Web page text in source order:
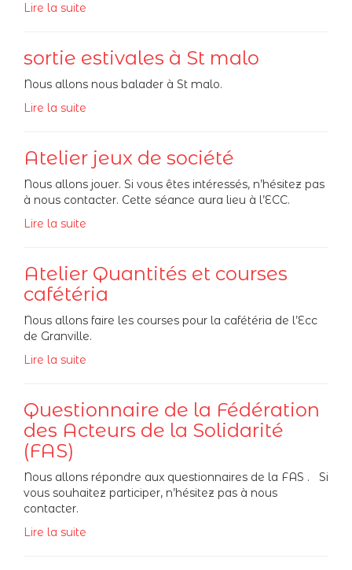
Lire la suite
sortie estivales à St malo
Nous allons nous balader à St malo.
Lire la suite
Atelier jeux de société
Nous allons jouer. Si vous êtes intéressés, n’hésitez pas
à nous contacter. Cette séance aura lieu à l’ECC.
Lire la suite
Atelier Quantités et courses
cafétéria
Nous allons faire les courses pour la cafétéria de l’Ecc
de Granville.
Lire la suite
Questionnaire de la Fédération
des Acteurs de la Solidarité
(FAS)
Nous allons répondre aux questionnaires de la FAS . Si
vous souhaitez participer, n’hésitez pas à nous
contacter.
Lire la suite